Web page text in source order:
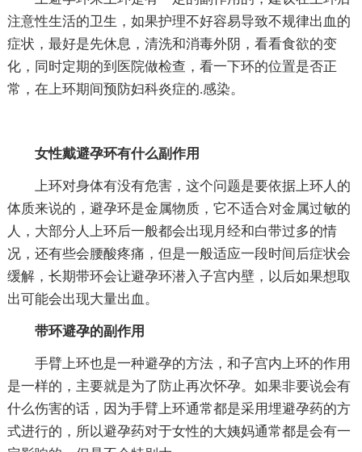
注意性生活的卫生，如果护理不好容易导致不规律出血的
症状，最好是先休息，清洗和消毒外阴，看看食欲的变
化，同时定期的到医院做检查，看一下环的位置是否正
常，在上环期间预防妇科炎症的.感染。
女性戴避孕环有什么副作用
上环对身体有没有危害，这个问题是要依据上环人的
体质来说的，避孕环是金属物质，它不适合对金属过敏的
人，大部分人上环后一般都会出现月经和白带过多的情
况，还有些会腰酸疼痛，但是一般适应一段时间后症状会
缓解，长期带环会让避孕环潜入子宫内壁，以后如果想取
出可能会出现大量出血。
带环避孕的副作用
手臂上环也是一种避孕的方法，和子宫内上环的作用
是一样的，主要就是为了防止再次怀孕。如果非要说会有
什么伤害的话，因为手臂上环通常都是采用埋避孕药的方
式进行的，所以避孕药对于女性的大姨妈通常都是会有一